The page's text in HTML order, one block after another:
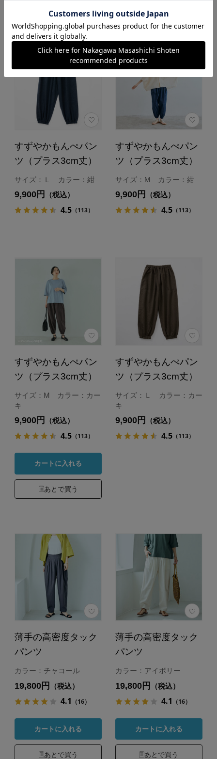
すずやかもんぺパン
ツ（プラス3cm丈）
サイズ：Ｌ カラー：紺
9,900円 （税込）
4.5（113）
すずやかもんぺパン
ツ（プラス3cm丈）
サイズ：M カラー：紺
9,900円 （税込）
4.5（113）
すずやかもんぺパン
ツ（プラス3cm丈）
サイズ：M カラー：カー
キ
9,900円 （税込）
4.5（113）
カートに入れる
あとで買う
すずやかもんぺパン
ツ（プラス3cm丈）
サイズ：Ｌ カラー：カー
キ
9,900円 （税込）
4.5（113）
薄手の高密度タック
パンツ
カラー：チャコール
19,800円 （税込）
4.1 （16）
カートに入れる
あとで買う
薄手の高密度タック
パンツ
カラー：アイボリー
19,800円 （税込）
4.1 （16）
カートに入れる
あとで買う